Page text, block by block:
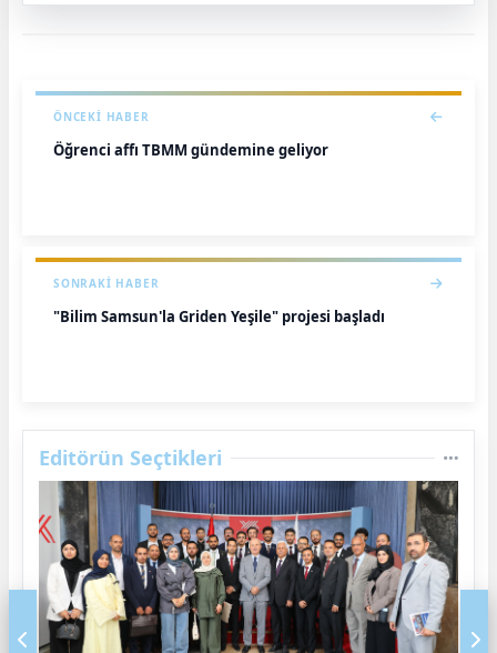
ÖNCEKI HABER
Öğrenci affı TBMM gündemine geliyor
SONRAKI HABER
"Bilim Samsun'la Griden Yeşile" projesi başladı
Editörün Seçtikleri